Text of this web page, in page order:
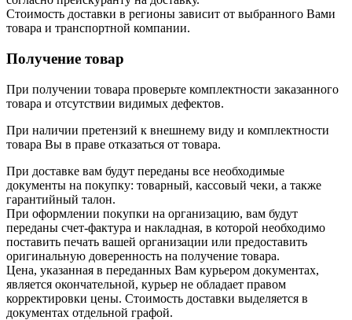
Стоимость доставки в регионы зависит от выбранного Вами
товара и транспортной компании.
Получение товар
При получении товара проверьте комплектности заказанного
товара и отсутствии видимых дефектов.
При наличии претензий к внешнему виду и комплектности
товара Вы в праве отказаться от товара.
При доставке вам будут переданы все необходимые
документы на покупку: товарный, кассовый чеки, а также
гарантийный талон.
При оформлении покупки на организацию, вам будут
переданы счет-фактура и накладная, в которой необходимо
поставить печать вашей организации или предоставить
оригинальную доверенность на получение товара.
Цена, указанная в переданных Вам курьером документах,
является окончательной, курьер не обладает правом
корректировки цены. Стоимость доставки выделяется в
документах отдельной графой.